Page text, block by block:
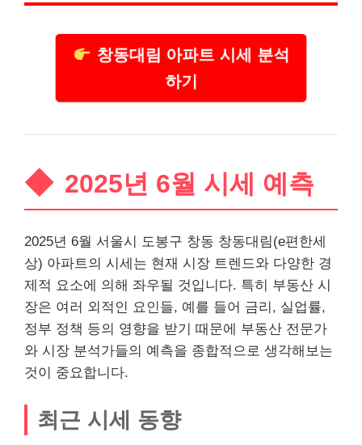
창동대림 아파트 시세 분석
하기
2025년 6월 시세 예측
2025년 6월 서울시 도봉구 창동 창동대림(e편한세
상) 아파트의 시세는 현재 시장 트렌드와 다양한 경
제적 요소에 의해 좌우될 것입니다. 특히 부동산 시
장은 여러 외적인 요인들, 예를 들어 금리, 실업률,
정부 정책 등의 영향을 받기 때문에 부동산 전문가
와 시장 분석가들의 예측을 종합적으로 생각해보는
것이 중요합니다.
최근 시세 동향